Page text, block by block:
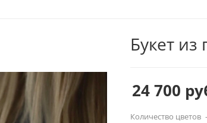
Букет
24 700
Количество цветов